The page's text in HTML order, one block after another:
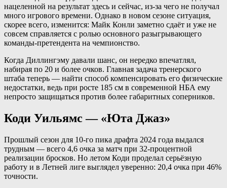
нацеленной на результат здесь и сейчас, из-за чего не получал
много игрового времени. Однако в новом сезоне ситуация,
скорее всего, изменится: Майк Конли заметно сдаёт и уже не
совсем справляется с ролью основного разыгрывающего
команды-претендента на чемпионство.
Когда Диллингэму давали шанс, он нередко впечатлял,
набирая по 20 и более очков. Главная задача тренерского
штаба теперь — найти способ компенсировать его физические
недостатки, ведь при росте 185 см в современной НБА ему
непросто защищаться против более габаритных соперников.
Коди Уильямс — «Юта Джаз»
Прошлый сезон для 10-го пика драфта 2024 года выдался
трудным — всего 4,6 очка за матч при 32-процентной
реализации бросков. Но летом Коди проделал серьёзную
работу и в Летней лиге выглядел уверенно: 20,4 очка при 46%
точности.